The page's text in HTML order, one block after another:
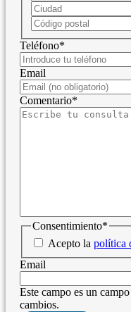
Teléfono*
Email
Comentario*
Consentimiento*
Acepto la política
Email
Este campo es un
cambios.